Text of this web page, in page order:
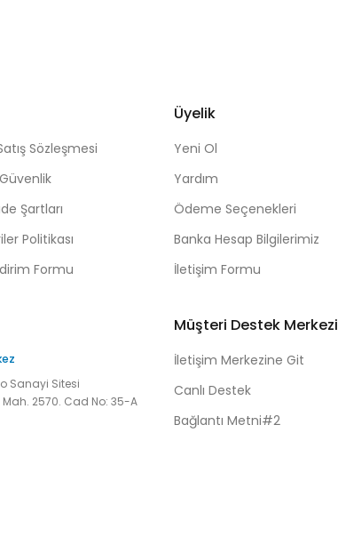
Sözleşmesi
Şartları
Politikası
Formu
Üyelik
Yeni Ol
Yardım
Ödeme Seçenekleri
Banka Hesap Bilgilerimiz
İletişim Formu
Sanayi Sitesi
Mah. 2570. Cad No: 35-A
Müşteri Destek Merkezi
İletişim Merkezine Git
Canlı Destek
Bağlantı Metni#2